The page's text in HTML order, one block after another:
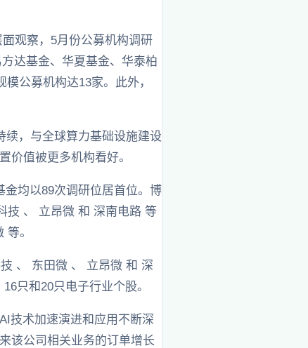
观察，5月份公募机构调研
达基金、华夏基金、华泰柏
公募机构达13家。此外，
续，与全球算力基础设施建设
价值被更多机构看好。
均以89次调研位居首位。博
技 、 立昂微 和 深南电路 等
。
、 东田微 、 立昂微 和 深
只和20只电子行业个股。
技术加速演进和应用不断深
该公司相关业务的订单增长